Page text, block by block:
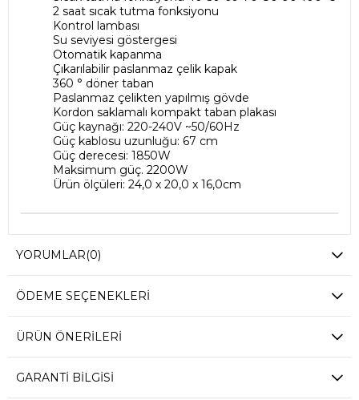
2 saat sıcak tutma fonksiyonu
Kontrol lambası
Su seviyesi göstergesi
Otomatik kapanma
Çıkarılabilir paslanmaz çelik kapak
360 ° döner taban
Paslanmaz çelikten yapılmış gövde
Kordon saklamalı kompakt taban plakası
Güç kaynağı: 220-240V ~50/60Hz
Güç kablosu uzunluğu: 67 cm
Güç derecesi: 1850W
Maksimum güç. 2200W
Ürün ölçüleri: 24,0 x 20,0 x 16,0cm
YORUMLAR(0)
ÖDEME SEÇENEKLERI
ÜRÜN ÖNERILERI
GARANTI BILGISI